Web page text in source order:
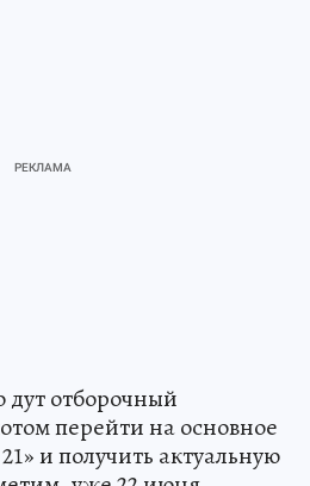
дут отборочный
перейти на основное
и получить актуальную